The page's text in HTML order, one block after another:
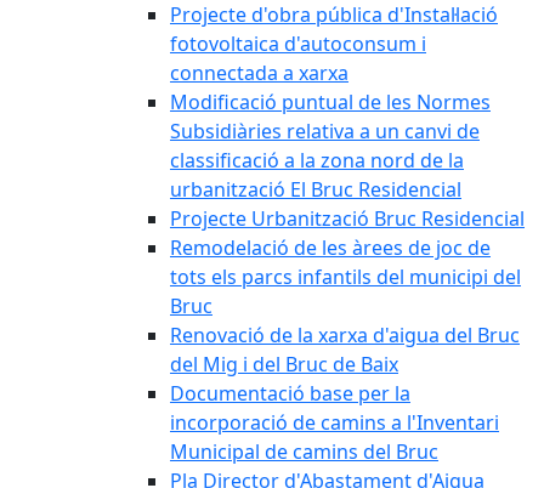
Projecte d'obra pública d'Instal·lació
fotovoltaica d'autoconsum i
connectada a xarxa
Modificació puntual de les Normes
Subsidiàries relativa a un canvi de
classificació a la zona nord de la
urbanització El Bruc Residencial
Projecte Urbanització Bruc Residencial
Remodelació de les àrees de joc de
tots els parcs infantils del municipi del
Bruc
Renovació de la xarxa d'aigua del Bruc
del Mig i del Bruc de Baix
Documentació base per la
incorporació de camins a l'Inventari
Municipal de camins del Bruc
Pla Director d'Abastament d'Aigua